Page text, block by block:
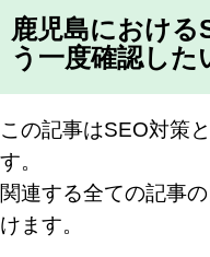
鹿児島における
う一度確認した
この記事はSEO対策
す。
関連する全ての記事
けます。